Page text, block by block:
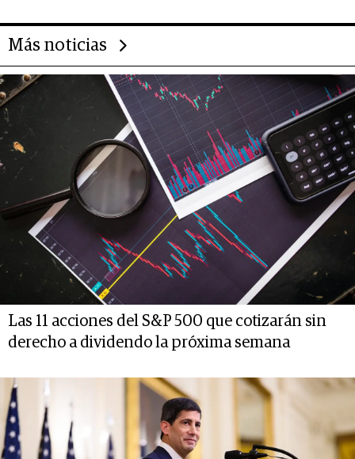
Más noticias
Las 11 acciones del S&P 500 que cotizarán sin
derecho a dividendo la próxima semana